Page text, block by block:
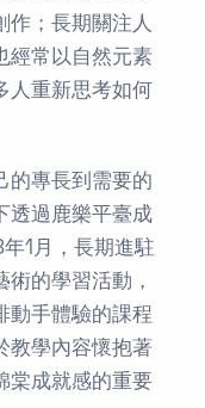
作；長期關注人
經常以自然元素
人重新思考如何
的專長到需要的
透過鹿樂平臺成
1月，長期進駐
的學習活動，
動手體驗的課程
教學內容懷抱著
棠成就感的重要